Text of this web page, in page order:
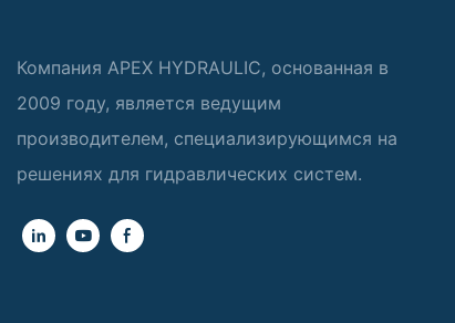
Компания APEX HYDRAULIC, основанная в
2009 году, является ведущим
производителем, специализирующимся на
решениях для гидравлических систем.